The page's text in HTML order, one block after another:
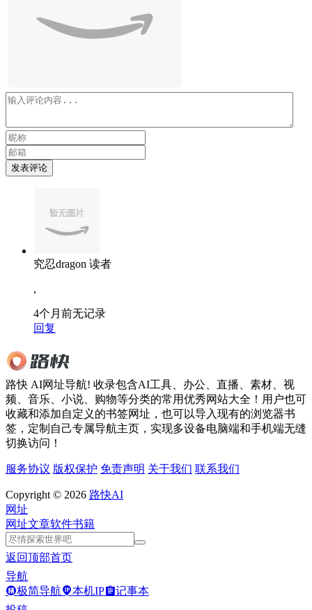
发表评论
究忍dragon 读者
,
4个月前无记录
回复
路快 AI网址导航! 收录包含AI工具、办公、直播、素材、视
频、音乐、小说、购物等分类的常用优秀网站大全！用户也可
收藏和添加自定义的书签网址，也可以导入现有的浏览器书
签，定制自己专属导航主页，实现多设备电脑端和手机端无缝
切换访问！
服务协议 版权保护 免责声明 关于我们 联系我们
Copyright © 2026 路快AI
网址
网址文章软件书籍
返回顶部首页
导航
极简导航
本机IP
记事本